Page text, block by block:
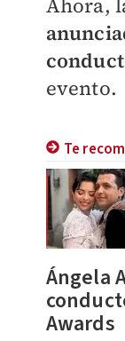
Ahora,
evento.
Te
Ángela
Awards